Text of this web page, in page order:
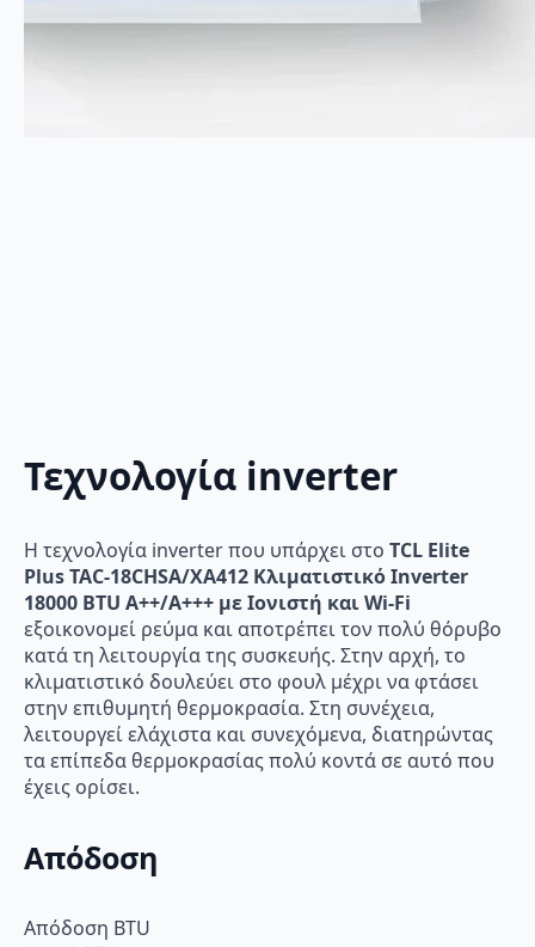
Τεχνολογία inverter
Η τεχνολογία inverter που υπάρχει στο TCL Elite
Plus TAC-18CHSA/XA412 Κλιματιστικό Inverter
18000 BTU A++/A+++ με Ιονιστή και Wi-Fi
εξοικονομεί ρεύμα και αποτρέπει τον πολύ θόρυβο
κατά τη λειτουργία της συσκευής. Στην αρχή, το
κλιματιστικό δουλεύει στο φουλ μέχρι να φτάσει
στην επιθυμητή θερμοκρασία. Στη συνέχεια,
λειτουργεί ελάχιστα και συνεχόμενα, διατηρώντας
τα επίπεδα θερμοκρασίας πολύ κοντά σε αυτό που
έχεις ορίσει.
Απόδοση
Απόδοση BTU